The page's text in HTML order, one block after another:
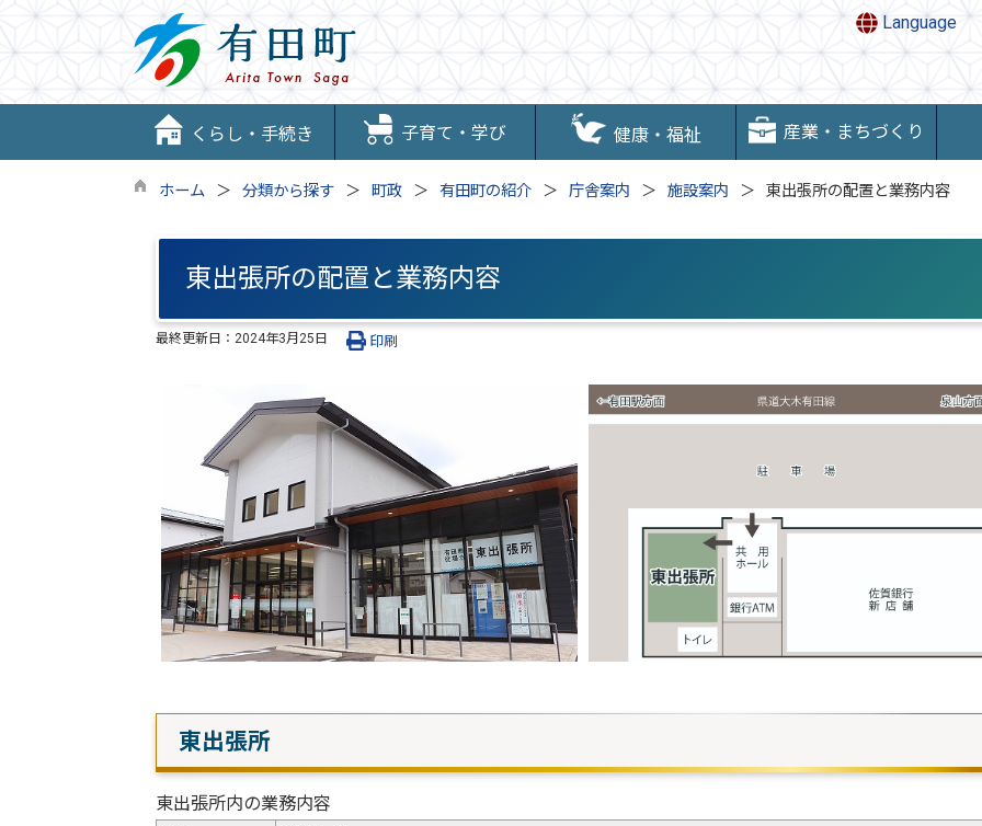
Language
くらし・手続き 子育て・学び 健康・福祉 産業・まちづくり
ホーム 分類から探す 町政 有田町の紹介 庁舎案内 施設案内 東出張所の配置と業務内容
東出張所の配置と業務内容
最終更新日： 2024年3月25日 印刷
東出張所
東出張所内の業務内容